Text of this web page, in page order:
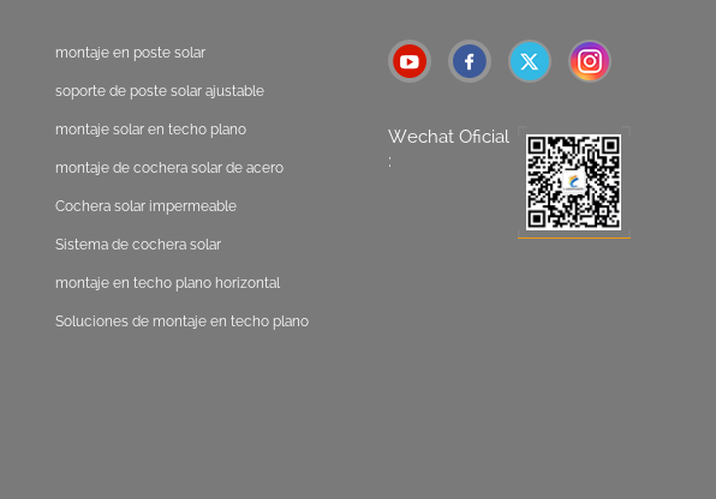
montaje en poste solar
soporte de poste solar ajustable
montaje solar en techo plano
montaje de cochera solar de acero
Cochera solar impermeable
Sistema de cochera solar
montaje en techo plano horizontal
Soluciones de montaje en techo plano
Wechat Oficial
: